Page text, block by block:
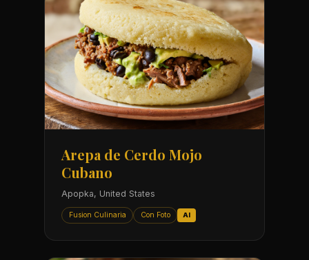
Arepa de Cerdo Mojo
Cubano
Apopka, United States
Fusion Culinaria Con Foto AI